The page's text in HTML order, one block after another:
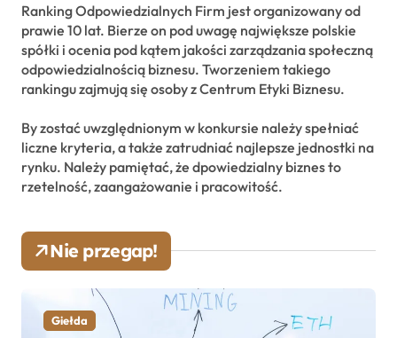
Ranking Odpowiedzialnych Firm jest organizowany od
prawie 10 lat. Bierze on pod uwagę największe polskie
spółki i ocenia pod kątem jakości zarządzania społeczną
odpowiedzialnością biznesu. Tworzeniem takiego
rankingu zajmują się osoby z Centrum Etyki Biznesu.
By zostać uwzględnionym w konkursie należy spełniać
liczne kryteria, a także zatrudniać najlepsze jednostki na
rynku. Należy pamiętać, że dpowiedzialny biznes to
rzetelność, zaangażowanie i pracowitość.
Nie przegap!
Giełda